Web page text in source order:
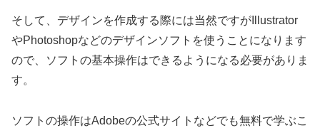
そして、デザインを作成する際には当然ですがIllustrator
やPhotoshopなどのデザインソフトを使うことになります
ので、ソフトの基本操作はできるようになる必要がありま
す。
ソフトの操作はAdobeの公式サイトなどでも無料で学ぶこ